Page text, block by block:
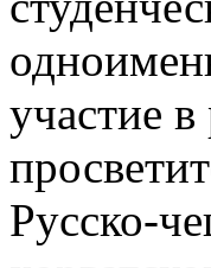
участие
Русско-